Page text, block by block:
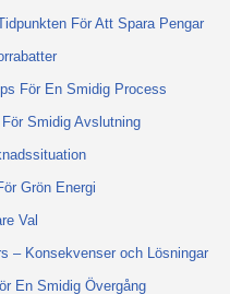
För Att Spara Pengar
För En Smidig Process
Smidig Avslutning
Grön Energi
Val
– Konsekvenser och Lösningar
En Smidig Övergång